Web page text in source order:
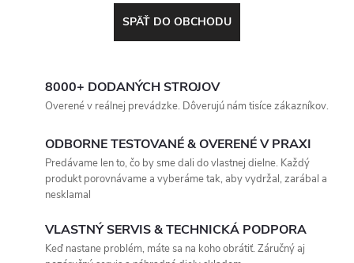
SPÄŤ DO OBCHODU
8000+ DODANÝCH STROJOV
Overené v reálnej prevádzke. Dôverujú nám tisíce zákazníkov.
ODBORNE TESTOVANÉ & OVERENÉ V PRAXI
Predávame len to, čo by sme dali do vlastnej dielne. Každý
produkt porovnávame a vyberáme tak, aby vydržal, zarábal a
nesklamal
VLASTNÝ SERVIS & TECHNICKÁ PODPORA
Keď nastane problém, máte sa na koho obrátiť. Záručný aj